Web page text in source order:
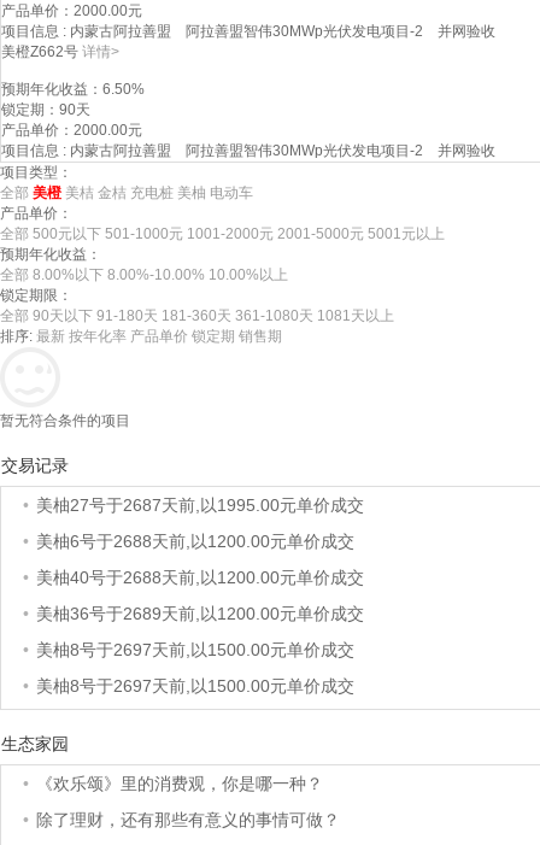
产品单价 ：2000.00元
项目信息 : 内蒙古阿拉善盟 阿拉善盟智伟30MWp光伏发电项目-2 并网验收
美橙Z662号 详情>
预期年化收益 ：6.50%
锁定期 ：90天
产品单价 ：2000.00元
项目信息 : 内蒙古阿拉善盟 阿拉善盟智伟30MWp光伏发电项目-2 并网验收
项目类型：
全部 美橙 美桔 金桔 充电桩 美柚 电动车
产品单价：
全部 500元以下 501-1000元 1001-2000元 2001-5000元 5001元以上
预期年化收益：
全部 8.00%以下 8.00%-10.00% 10.00%以上
锁定期限：
全部 90天以下 91-180天 181-360天 361-1080天 1081天以上
排序: 最新 按年化率 产品单价 锁定期 销售期
暂无符合条件的项目
交易记录
• 美柚27号于2687天前,以1995.00元单价成交
• 美柚6号于2688天前,以1200.00元单价成交
• 美柚40号于2688天前,以1200.00元单价成交
• 美柚36号于2689天前,以1200.00元单价成交
• 美柚8号于2697天前,以1500.00元单价成交
• 美柚8号于2697天前,以1500.00元单价成交
•
美柚5号于2700天前,以1499.00元单价成交
美柚18号于2700天前,以2000.00元单价成交
美柚5号于2701天前,以1499.00元单价成交
生态家园
•
《欢乐颂》里的消费观，你是哪一种？
• 除了理财，还有那些有意义的事情可做？